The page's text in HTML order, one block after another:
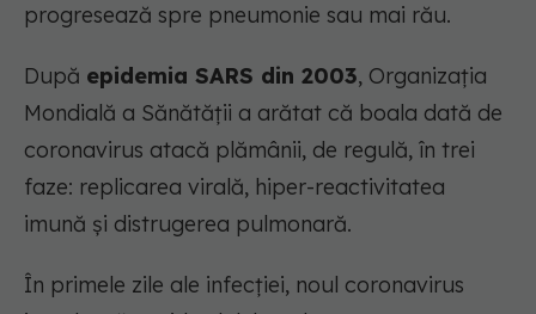
progresează spre pneumonie sau mai rău.
După epidemia SARS din 2003, Organizația
Mondială a Sănătății a arătat că boala dată de
coronavirus atacă plămânii, de regulă, în trei
faze: replicarea virală, hiper-reactivitatea
imună și distrugerea pulmonară.
În primele zile ale infecției, noul coronavirus